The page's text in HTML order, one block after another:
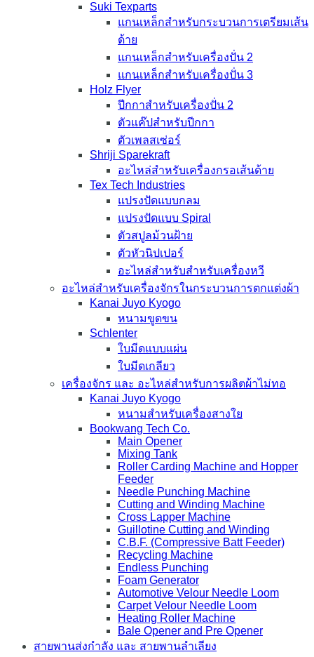
Suki Texparts
แกนเหล็กสำหรับกระบวนการเตรียมเส้น
ด้าย
แกนเหล็กสำหรับเครื่องปั่น 2
แกนเหล็กสำหรับเครื่องปั่น 3
Holz Flyer
ปีกกาสำหรับเครื่องปั่น 2
ตัวแค๊ปสำหรับปีกกา
ตัวเพลสเซ่อร์
Shriji Sparekraft
อะไหล่สำหรับเครื่องกรอเส้นด้าย
Tex Tech Industries
แปรงปัดแบบกลม
แปรงปัดแบบ Spiral
ตัวสปูลม้วนฝ้าย
ตัวหัวนิปเปอร์
อะไหล่สำหรับสำหรับเครื่องหวี
อะไหล่สำหรับเครื่องจักรในกระบวนการตกแต่งผ้า
Kanai Juyo Kyogo
หนามขูดขน
Schlenter
ใบมีดแบบแผ่น
ใบมีดเกลียว
เครื่องจักร และ อะไหล่สำหรับการผลิตผ้าไม่ทอ
Kanai Juyo Kyogo
หนามสำหรับเครื่องสางใย
Bookwang Tech Co.
Main Opener
Mixing Tank
Roller Carding Machine and Hopper
Feeder
Needle Punching Machine
Cutting and Winding Machine
Cross Lapper Machine
Guillotine Cutting and Winding
C.B.F. (Compressive Batt Feeder)
Recycling Machine
Endless Punching
Foam Generator
Automotive Velour Needle Loom
Carpet Velour Needle Loom
Heating Roller Machine
Bale Opener and Pre Opener
สายพานส่งกำลัง และ สายพานลำเลียง